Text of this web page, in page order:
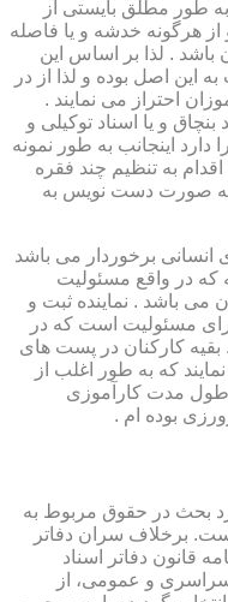
طور مطلق بایستی از
هرگونه خدشه و یا فاصله
. لذا بر اساس این
این اصل بوده و لذا از در
احتراز می نمایند .
و یا اسناد توکیلی و
دارد اینجانب به طور نمونه
به تنظیم چند فقره
به صورت دست نویس به
نیروی انسانی برخوردار می باشد
که در واقع مسئولیت
می باشد . نماینده ثبت و
مسئولیت است که در
بقیه کارکنان در پست های
که به طور اغلب از
طول مدت کارآموزی
بوده ام .
بحث در حقوق مربوط به
برخلاف سران دفاتر
به موجب ماده ۳ آئین نامه قانون دفاتر اسناد
۱۳۶۰) به طور سراسری و عمومی، از